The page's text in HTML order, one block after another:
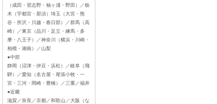
（成田・習志野・袖ヶ浦・野田）／栃
木（宇都宮・那須）埼玉（大宮・熊
谷・所沢・川越・春日部）／群馬（高
崎）／東京（品川・足立・練馬・多
摩・八王子）／神奈川（横浜・川崎・
相模・湘南）／山梨
●中部
静岡（沼津・伊豆・浜松）／岐阜（飛
騨）／愛知（名古屋・尾張小牧・一
宮・三河・岡崎・豊橋）／三重／福井
●近畿
滋賀／奈良／京都／和歌山／大阪（な